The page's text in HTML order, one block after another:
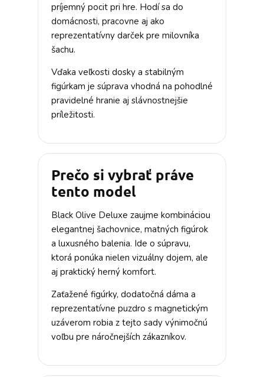
príjemný pocit pri hre. Hodí sa do
domácnosti, pracovne aj ako
reprezentatívny darček pre milovníka
šachu.
Vďaka veľkosti dosky a stabilným
figúrkam je súprava vhodná na pohodlné
pravidelné hranie aj slávnostnejšie
príležitosti.
Prečo si vybrať práve
tento model
Black Olive Deluxe zaujme kombináciou
elegantnej šachovnice, matných figúrok
a luxusného balenia. Ide o súpravu,
ktorá ponúka nielen vizuálny dojem, ale
aj praktický herný komfort.
Zaťažené figúrky, dodatočná dáma a
reprezentatívne puzdro s magnetickým
uzáverom robia z tejto sady výnimočnú
voľbu pre náročnejších zákazníkov.